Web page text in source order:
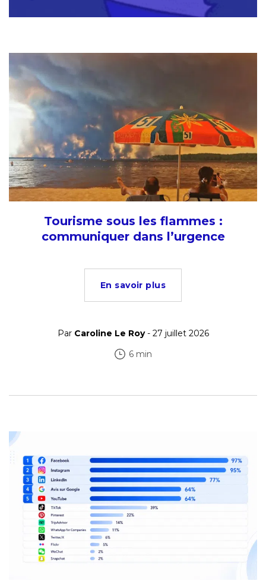
Tourisme sous les flammes :
communiquer dans l’urgence
En savoir plus
Par Caroline Le Roy- 27 juillet 2026
6 min